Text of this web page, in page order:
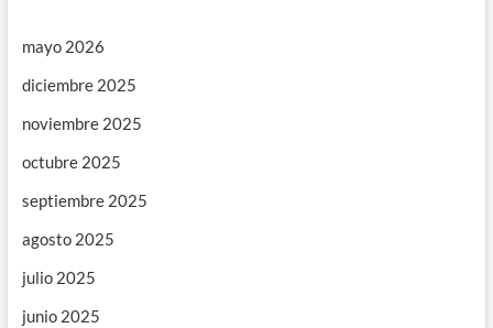
mayo 2026
diciembre 2025
noviembre 2025
octubre 2025
septiembre 2025
agosto 2025
julio 2025
junio 2025